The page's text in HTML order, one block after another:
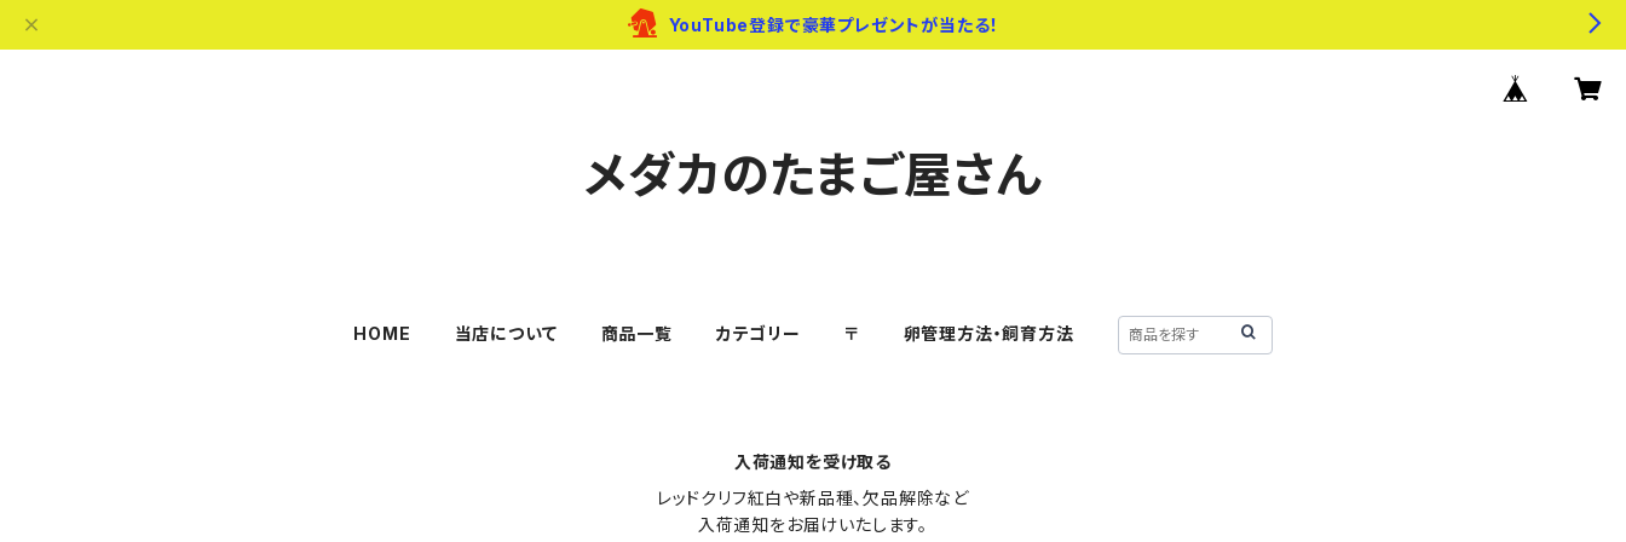
YouTube登録で豪華プレゼントが当たる！
メダカのたまご屋さん
HOME 当店について 商品一覧 カテゴリー 〒 卵管理方法・飼育方法
入荷通知を受け取る
レッドクリフ紅白や新品種、欠品解除など
入荷通知をお届けいたします。